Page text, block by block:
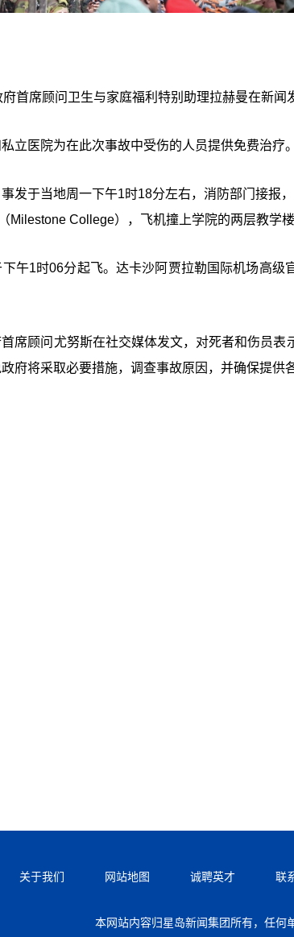
首席顾问卫生与家庭福利特别助理拉赫曼在新闻
立医院为在此次事故中受伤的人员提供免费治疗。
发于当地周一下午1时18分左右，消防部门接报
Milestone College），飞机撞上学院的两层教学楼
午1时06分起飞。达卡沙阿贾拉勒国际机场高级
席顾问尤努斯在社交媒体发文，对死者和伤员表
府将采取必要措施，调查事故原因，并确保提供
关于我们 网站地图 诚聘英才 联
本网站内容归星岛新闻集团所有，任何